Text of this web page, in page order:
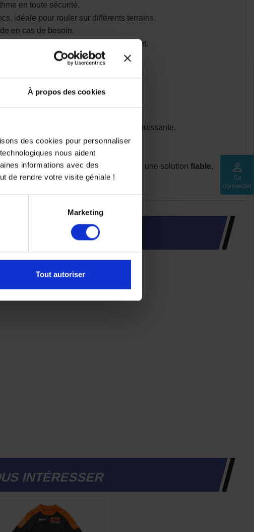
À propos des cookies
des cookies pour personnaliser
nous aident
informations avec des
de rendre votre visite géniale !
Marketing
Tout autoriser
perm_identity
Se
connecter
en toute sécurité.
idéale pour rouler sur différents terrains.
en cas de besoin.
un véritable pilote tout en s'amusant.
larges pour une meilleure stabilité.
moto thermique ou électrique plus puissante.
toute sérénité.
et fun, tout en offrant aux parents une solution fiable,
INTÉRESSER